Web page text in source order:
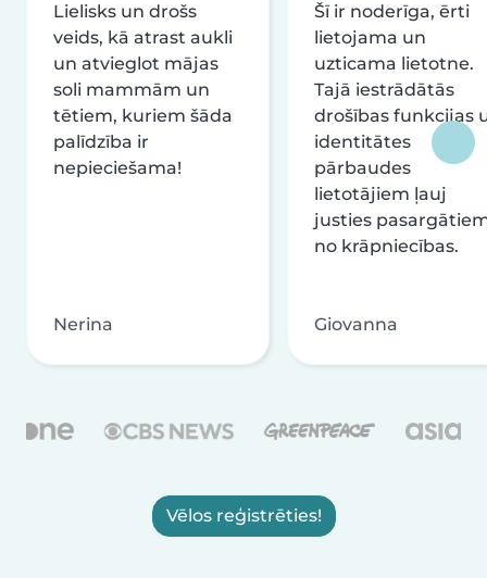
Lielisks un drošs
veids, kā atrast aukli
un atvieglot mājas
soli mammām un
tētiem, kuriem šāda
palīdzība ir
nepieciešama!
Nerina
Šī ir noderīga, ērti
lietojama un
uzticama lietotne.
Tajā iestrādātās
drošības funkcijas
identitātes
pārbaudes
lietotājiem ļauj
justies
no krāpniecības.
Giovanna
Vēlos reģistrēties!